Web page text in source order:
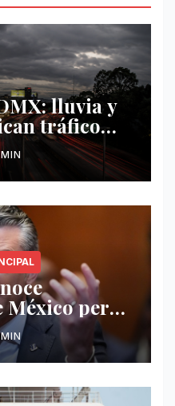
lluvia y
tráfico
México pero